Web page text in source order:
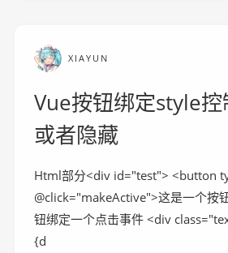
XIAYUN
Vue按钮绑定style
或者隐藏
Html部分<div id="test"> <button
@click="makeActive">这是一个
钮绑定一个点击事件 <div
{d